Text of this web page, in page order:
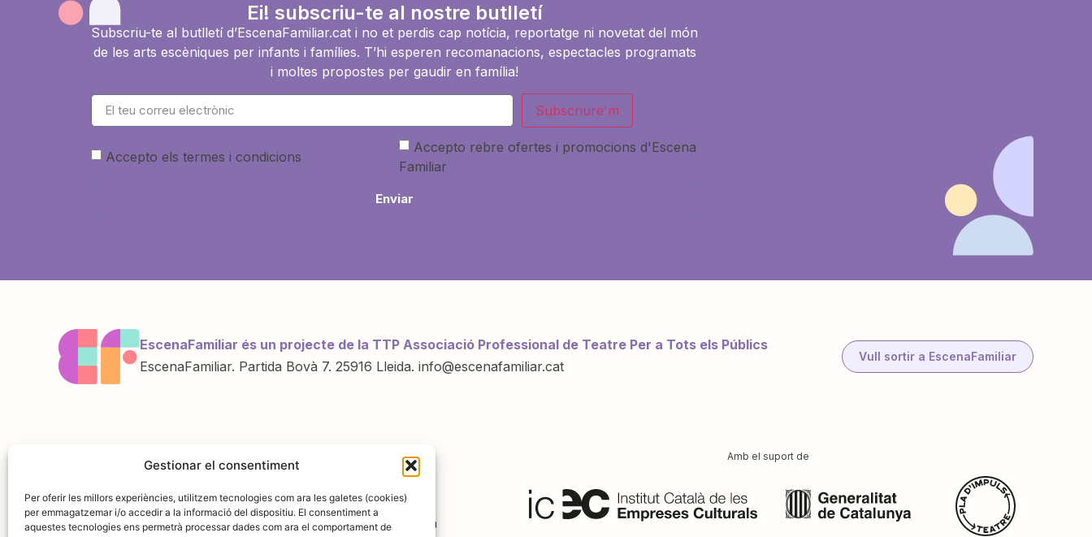
Gestionar el consentiment
Per oferir les millors experiències, utilitzem tecnologies com ara les galetes (cookies)
per emmagatzemar i/o accedir a la informació del dispositiu. El consentiment a
aquestes tecnologies ens permetrà processar dades com ara el comportament de
Ei! subscriu-te al nostre butlletí
Subscriu-te al butlletí d’EscenaFamiliar.cat i no et perdis cap notícia, reportatge ni novetat del món
de les arts escèniques per infants i famílies. T’hi esperen recomanacions, espectacles programats
i moltes propostes per gaudir en família!
Subscriure'm
Accepto els termes i condicions
Accepto rebre ofertes i promocions d'Escena
Familiar
Enviar
EscenaFamiliar és un projecte de la TTP Associació Professional de Teatre Per a Tots els Públics
EscenaFamiliar. Partida Bovà 7. 25916 Lleida. info@escenafamiliar.cat
Vull sortir a EscenaFamiliar
Amb la col·laboració de: Amb el suport de